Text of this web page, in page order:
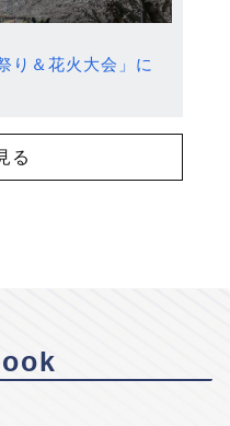
り＆花火大会」に
る